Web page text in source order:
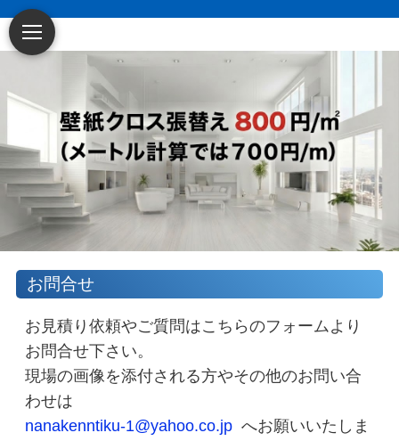
～賃貸アパート・
マンション・戸建てに特化した原状回復・空
室リフォーム業者です～
お問合せ
お見積り依頼やご質問はこちらのフォームより
お問合せ下さい。
現場の画像を添付される方やその他のお問い合
わせは
nanakenntiku-1@yahoo.co.jp へお願いいたしま